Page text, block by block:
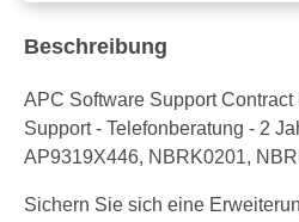
Beschreibung
APC Software Support Contract
Support - Telefonberatung - 2
AP9319X446, NBRK0201,
Sichern Sie sich eine